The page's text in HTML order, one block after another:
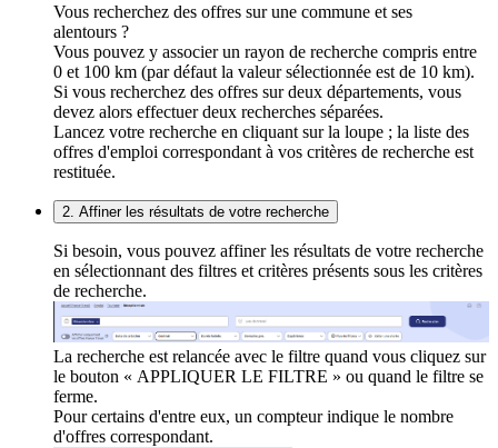
Vous recherchez des offres sur une commune et ses
alentours ?
Vous pouvez y associer un rayon de recherche compris entre
0 et 100 km (par défaut la valeur sélectionnée est de 10 km).
Si vous recherchez des offres sur deux départements, vous
devez alors effectuer deux recherches séparées.
Lancez votre recherche en cliquant sur la loupe ; la liste des
offres d'emploi correspondant à vos critères de recherche est
restituée.
2. Affiner les résultats de votre recherche
Si besoin, vous pouvez affiner les résultats de votre recherche
en sélectionnant des filtres et critères présents sous les critères
de recherche.
La recherche est relancée avec le filtre quand vous cliquez sur
le bouton « APPLIQUER LE FILTRE » ou quand le filtre se
ferme.
Pour certains d'entre eux, un compteur indique le nombre
d'offres correspondant.